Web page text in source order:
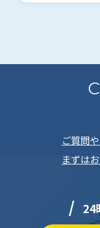
ご質問
まずは
24